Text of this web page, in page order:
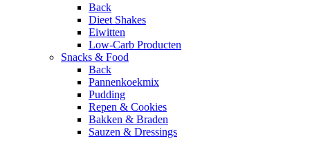
Back
Dieet Shakes
Eiwitten
Low-Carb Producten
Snacks & Food
Back
Pannenkoekmix
Pudding
Repen & Cookies
Bakken & Braden
Sauzen & Dressings